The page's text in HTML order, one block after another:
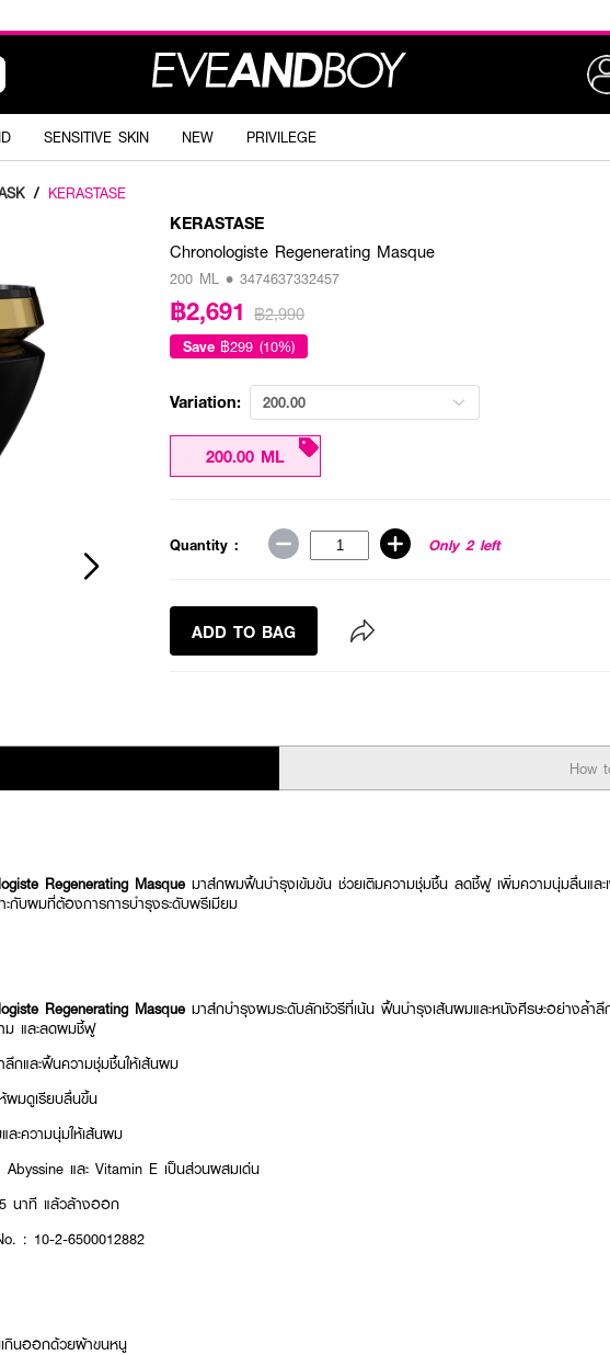
SENSITIVE SKIN NEW PRIVILEGE
/ KERASTASE
KERASTASE
Chronologiste Regenerating Masque
200 ML • 3474637332457
฿2,691 ฿2,990
Save ฿299 (10%)
Variation: 200.00
200.00 ML
Quantity : Only 2 left
ADD TO BAG
How
Regenerating Masque มาส์กผมฟื้นบำรุงเข้มข้น ช่วยเติมความชุ่มชื้น ลดชี้ฟู เพิ่มความนุ่มลื่นและเ
ะกับผมที่ต้องการการบำรุงระดับพรีเมียม
Regenerating Masque มาส์กบำรุงผมระดับลักชัวรีที่เน้น ฟื้นบำรุงเส้นผมและหนังศีรษะอย่างล้ำ
ม และลดผมชี้ฟู
กและฟื้นความชุ่มชื้นให้เส้นผม
ผมดูเรียบลื่นขึ้น
ละความนุ่มให้เส้นผม
และ Vitamin E เป็นส่วนผสมเด่น
นาที แล้วล้างออก
: 10-2-6500012882
กินออกด้วยผ้าขนหนู